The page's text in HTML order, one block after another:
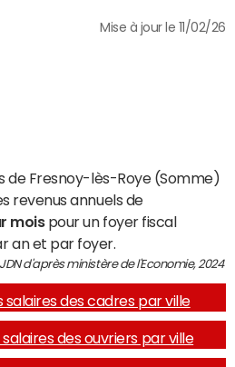
Mise à jour le 11/02/26
de Fresnoy-lès-Roye (Somme)
revenus annuels de
moispour un foyer fiscal
an et par foyer.
d'après ministère de l'Economie, 2024
salaires des cadres par ville
des ouvriers par ville